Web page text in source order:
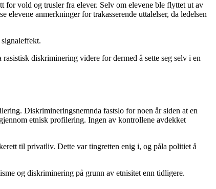
for vold og trusler fra elever. Selv om elevene ble flyttet ut av
anmerkninger for trakasserende uttalelser, da ledelsen
diskriminering videre for dermed å sette seg selv i en
Diskrimineringsnemnda fastslo for noen år siden at en
etnisk profilering. Ingen av kontrollene avdekket
til privatliv. Dette var tingretten enig i, og påla politiet å
og diskriminering på grunn av etnisitet enn tidligere.